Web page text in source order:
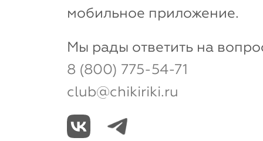
мобильное приложение.
Мы рады ответить на
8 (800) 775-54-71
club@chikiriki.ru